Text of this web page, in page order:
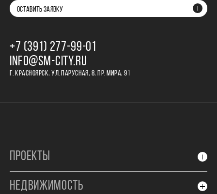
ОСТАВИТЬ ЗАЯВКУ
+7 (391) 277‒99‒01
INFO@SM-CITY.RU
Г. КРАСНОЯРСК, УЛ. ПАРУСНАЯ, 8, ПР. МИРА, 91
ПРОЕКТЫ
НЕДВИЖИМОСТЬ